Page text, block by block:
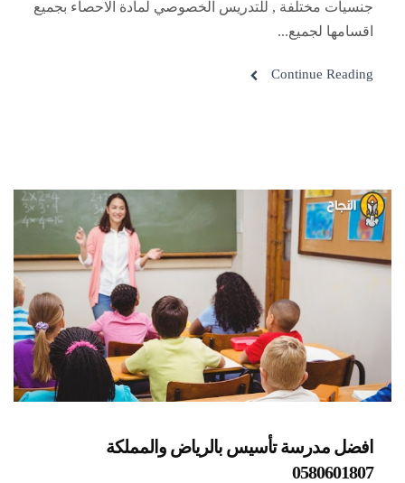
جنسيات مختلفة , للتدريس الخصوصي لمادة الاحصاء بجميع
اقسامها لجميع...
Continue Reading
افضل مدرسة تأسيس بالرياض والمملكة
0580601807